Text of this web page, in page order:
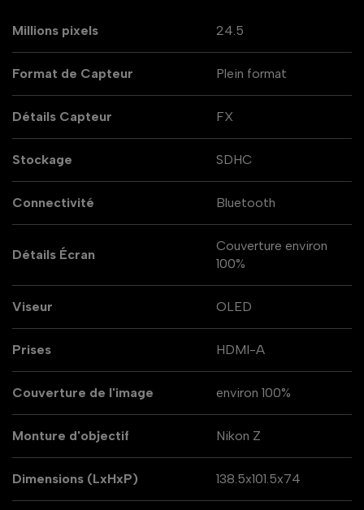
Millions pixels 24.5
Format de Capteur Plein format
Détails Capteur FX
Stockage SDHC
Connectivité Bluetooth
Détails Écran
Couverture environ
100%
Viseur OLED
Prises HDMI-A
Couverture de l'image environ 100%
Monture d'objectif Nikon Z
Dimensions (LxHxP) 138.5x101.5x74